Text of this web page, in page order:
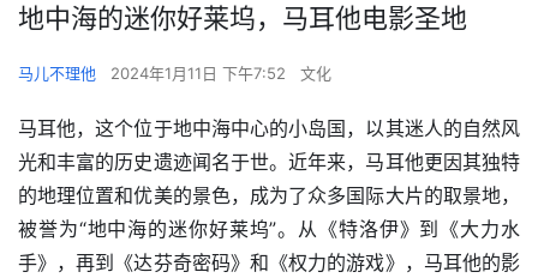
地中海的迷你好莱坞，马耳他电影圣地
马儿不理他 2024年1月11日 下午7:52 文化
马耳他，这个位于地中海中心的小岛国，以其迷人的自然风
光和丰富的历史遗迹闻名于世。近年来，马耳他更因其独特
的地理位置和优美的景色，成为了众多国际大片的取景地，
被誉为“地中海的迷你好莱坞”。从《特洛伊》到《大力水
手》，再到《达芬奇密码》和《权力的游戏》，马耳他的影